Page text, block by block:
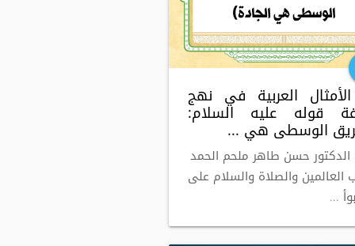
العربية في نهج
قوله عليه السلام:
الوسطى هي ...
الدكتور حسن طاهر ملحم الحمد
العالمين والصلاة والسلام على
...